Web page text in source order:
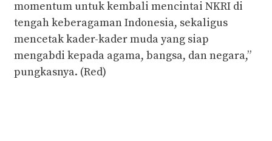
momentum untuk kembali mencintai NKRI di
tengah keberagaman Indonesia, sekaligus
mencetak kader-kader muda yang siap
mengabdi kepada agama, bangsa, dan negara,”
pungkasnya. (Red)